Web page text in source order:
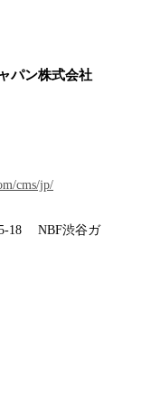
パン株式会社
cms/jp/
18 NBF渋谷ガ